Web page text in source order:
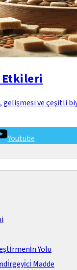
Etkileri
gelişmesi ve
Youtube
Yolu
Madde